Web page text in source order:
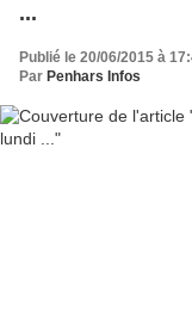
...
Publié le 20/06/2015 à
Par Penhars Infos